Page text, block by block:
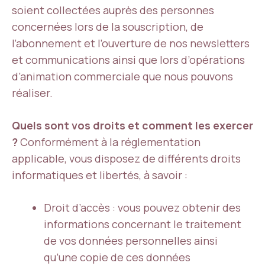
soient collectées auprès des personnes
concernées lors de la souscription, de
l’abonnement et l’ouverture de nos newsletters
et communications ainsi que lors d’opérations
d’animation commerciale que nous pouvons
réaliser.
Quels sont vos droits et comment les exercer
?Conformément à la réglementation
applicable, vous disposez de différents droits
informatiques et libertés, à savoir :
Droit d’accès : vous pouvez obtenir des
informations concernant le traitement
de vos données personnelles ainsi
qu’une copie de ces données